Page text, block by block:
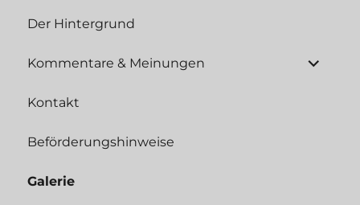
Der Hintergrund
Kommentare & Meinungen
öffnen
Kontakt
Beförderungshinweise
Galerie